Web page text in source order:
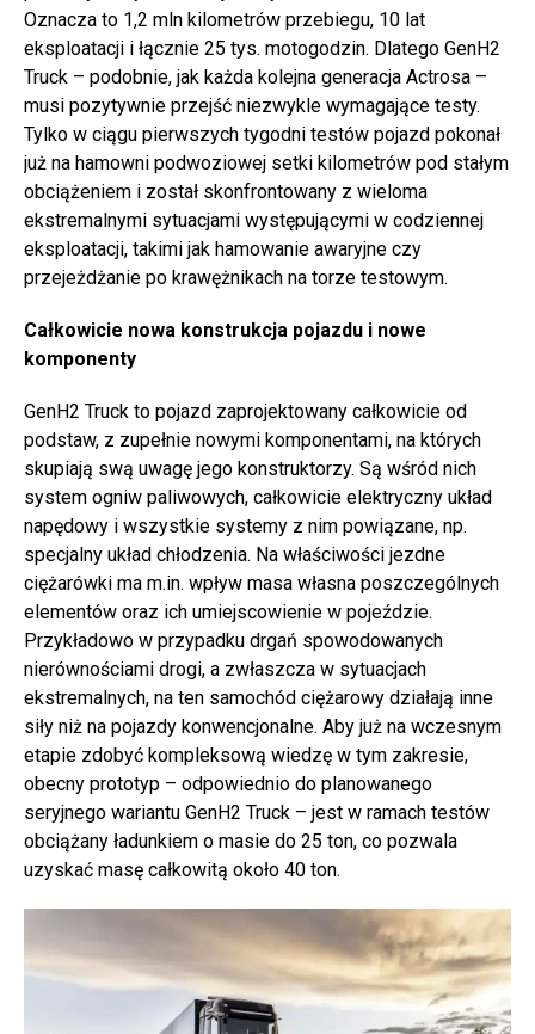
Oznacza to 1,2 mln kilometrów przebiegu, 10 lat
eksploatacji i łącznie 25 tys. motogodzin. Dlatego GenH2
Truck – podobnie, jak każda kolejna generacja Actrosa –
musi pozytywnie przejść niezwykle wymagające testy.
Tylko w ciągu pierwszych tygodni testów pojazd pokonał
już na hamowni podwoziowej setki kilometrów pod stałym
obciążeniem i został skonfrontowany z wieloma
ekstremalnymi sytuacjami występującymi w codziennej
eksploatacji, takimi jak hamowanie awaryjne czy
przejeżdżanie po krawężnikach na torze testowym.
Całkowicie nowa konstrukcja pojazdu i nowe
komponenty
GenH2 Truck to pojazd zaprojektowany całkowicie od
podstaw, z zupełnie nowymi komponentami, na których
skupiają swą uwagę jego konstruktorzy. Są wśród nich
system ogniw paliwowych, całkowicie elektryczny układ
napędowy i wszystkie systemy z nim powiązane, np.
specjalny układ chłodzenia. Na właściwości jezdne
ciężarówki ma m.in. wpływ masa własna poszczególnych
elementów oraz ich umiejscowienie w pojeździe.
Przykładowo w przypadku drgań spowodowanych
nierównościami drogi, a zwłaszcza w sytuacjach
ekstremalnych, na ten samochód ciężarowy działają inne
siły niż na pojazdy konwencjonalne. Aby już na wczesnym
etapie zdobyć kompleksową wiedzę w tym zakresie,
obecny prototyp – odpowiednio do planowanego
seryjnego wariantu GenH2 Truck – jest w ramach testów
obciążany ładunkiem o masie do 25 ton, co pozwala
uzyskać masę całkowitą około 40 ton.